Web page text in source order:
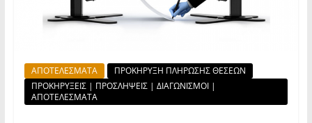
ΑΠΟΤΕΛΕΣΜΑΤΑ
ΠΡΟΚΗΡΥΞΗ ΠΛΗΡΩΣΗΣ ΘΕΣΕΩΝ
ΠΡΟΚΗΡΥΞΕΙΣ | ΠΡΟΣΛΗΨΕΙΣ | ΔΙΑΓΩΝΙΣΜΟΙ |
ΑΠΟΤΕΛΕΣΜΑΤΑ